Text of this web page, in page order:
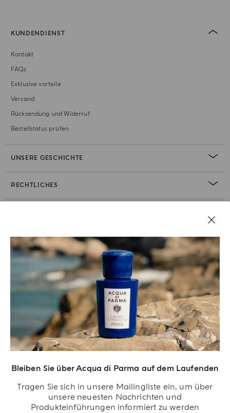
Bleiben Sie über Acqua di Parma auf dem Laufenden
Tragen Sie sich in unsere Mailingliste ein, um über
unsere neuesten Nachrichten und
Produkteinführungen informiert zu werden
KUNDENDIENST
Kontakt
FAQs
Exklusive vorteile
Versand
Rücksendung und Widerruf
Bestellstatus prüfen
UNSERE GESCHICHTE
RECHTLICHES
Acqua Di Parma S.r.l., mit einem Kapital von 420 000,00 € registriert im
Handelsregister von Mailand unter der Nummer IT04215670375 mit Sitz in Via
Giovanni Spadolini 7 Gebäude B 20141 Milano, Italien.